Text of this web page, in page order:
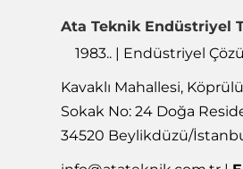
Ata Teknik Endüstriyel
1983.. | Endüstriyel
Kavaklı Mahallesi,
Sokak No: 24 Doğa
34520 Beylikdüzü/